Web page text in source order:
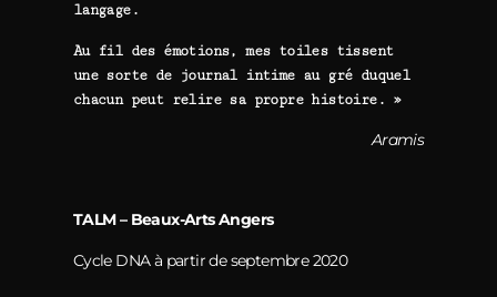
langage.
Au fil des émotions, mes toiles tissent
une sorte de journal intime au gré duquel
chacun peut relire sa propre histoire. »
Aramis
TALM – Beaux-Arts Angers
Cycle DNA à partir de septembre 2020